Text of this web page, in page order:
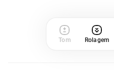
Tom Rolagem